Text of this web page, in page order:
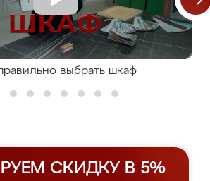
выбрать шкаф
СКИДКУ В 5%